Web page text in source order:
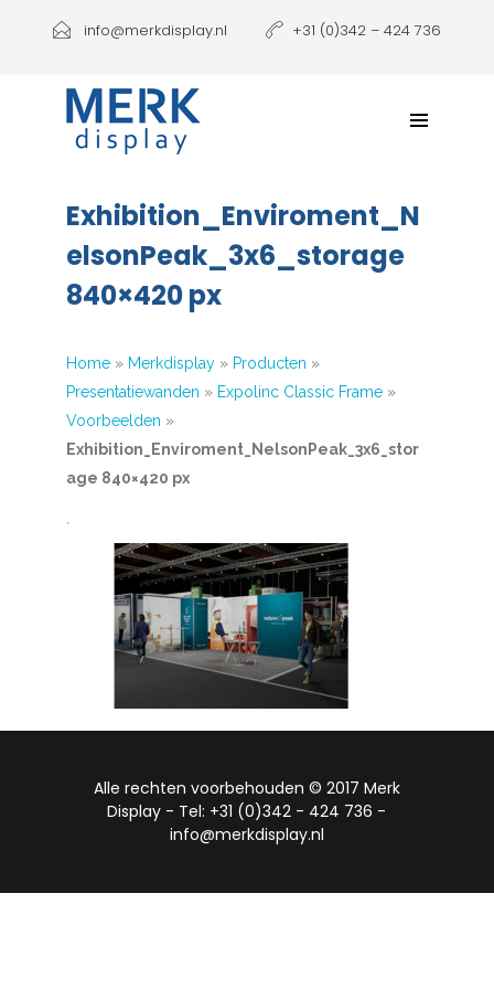
Producten
Klantbeleving
info@merkdisplay.nl +31 (0)342 – 424 736
Exhibition_Enviroment_N
elsonPeak_3x6_storage
840×420 px
Home» Merkdisplay» Producten »
Presentatiewanden » Expolinc Classic Frame»
Voorbeelden »
Exhibition_Enviroment_NelsonPeak_3x6_stor
age 840×420 px
`
Alle rechten voorbehouden © 2017 Merk
Display - Tel: +31 (0)342 - 424 736 -
info@merkdisplay.nl